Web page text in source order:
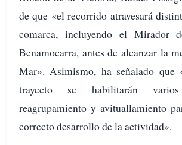
de que «el recorrido atravesará
comarca, incluyendo el Mirador
Benamocarra, antes de alcanzar la
Mar». Asimismo, ha señalado
trayecto se habilitarán
reagrupamiento y avituallamiento
correcto desarrollo de la actividad».